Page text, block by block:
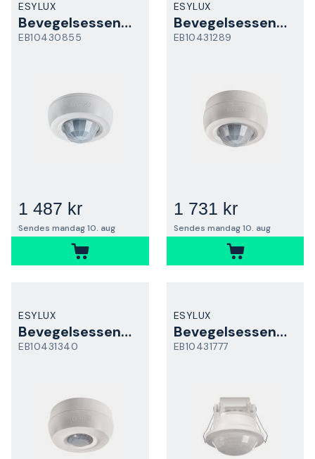
ESYLUX
Bevegelsessensor
EB10430855
1 487 kr
Sendes mandag 10. aug
ESYLUX
Bevegelsessensor
EB10431289
1 731 kr
Sendes mandag 10. aug
ESYLUX
Bevegelsessensor
EB10431340
ESYLUX
Bevegelsessensor
EB10431777